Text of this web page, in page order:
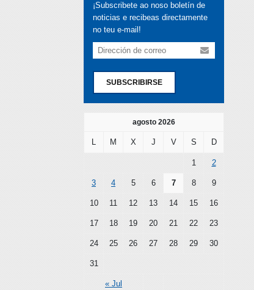
¡Subscribete ao noso boletín de
noticias e recibeas directamente
no teu e-mail!
SUBSCRIBIRSE
agosto 2026
L M X J V S D
« Jul
1 2
3 4 5 6 7 8 9
10 11 12 13 14 15 16
17 18 19 20 21 22 23
24 25 26 27 28 29 30
31